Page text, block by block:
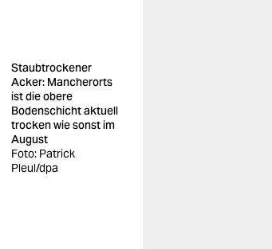
Staubtrockener
Acker: Mancherorts
ist die obere
Bodenschicht aktuell
trocken wie sonst im
August
Foto: Patrick
Pleul/dpa